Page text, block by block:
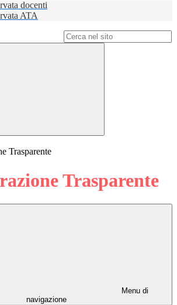
docenti
ATA
Trasparente
Trasparente
Menu di
navigazione